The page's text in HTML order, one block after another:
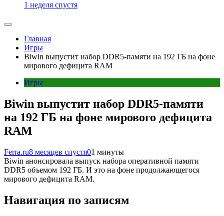
1 неделя спустя
Главная
Игры
Biwin выпустит набор DDR5-памяти на 192 ГБ на фоне
мирового дефицита RAM
Игры
Biwin выпустит набор DDR5-памяти
на 192 ГБ на фоне мирового дефицита
RAM
Ferra.ru8 месяцев спустя01 минуты
Biwin анонсировала выпуск набора оперативной памяти
DDR5 объемом 192 ГБ. И это на фоне продолжающегося
мирового дефицита RAM.
Навигация по записям